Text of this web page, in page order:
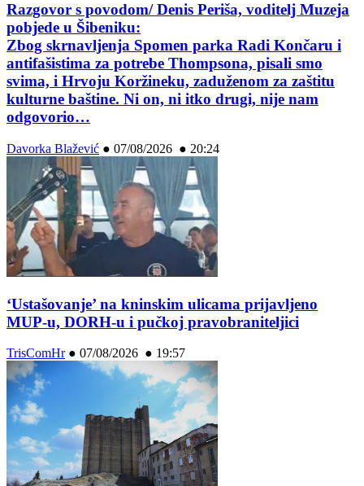
Razgovor s povodom/ Denis Periša, voditelj Muzeja
pobjede u Šibeniku:
Zbog skrnavljenja Spomen parka Radi Končaru i
antifašistima za potrebe Thompsona, pisali smo
svima, i Hrvoju Koržineku, zaduženom za zaštitu
kulturne baštine. Ni on, ni itko drugi, nije nam
odgovorio…
Davorka Blažević ● 07/08/2026 ● 20:24
‘Ustašovanje’ na kninskim ulicama prijavljeno
MUP-u, DORH-u i pučkoj pravobraniteljici
TrisComHr● 07/08/2026 ● 19:57